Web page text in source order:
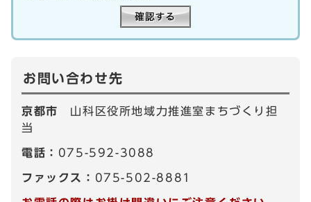
お問い合わせ先
京都市 山科区役所地域力推進室まちづくり担
当
電話： 075-592-3088
ファックス： 075-502-8881